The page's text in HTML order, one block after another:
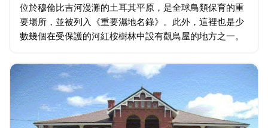
位於穆倫比吉河漫灘的土耳其平原，是全球鳥類保育的重
要場所，並被列入《重要濕地名錄》。此外，這裡也是少
數幾個在受保護的河紅桉樹林中設有觀鳥屋的地方之一。
您的野餐籃、望遠鏡和相機…